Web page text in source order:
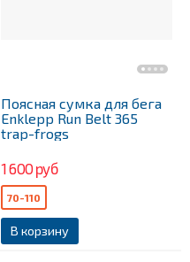
Поясная сумка для бега
Enklepp Run Belt 365
trap-frogs
1 600 руб
В корзину
70-110